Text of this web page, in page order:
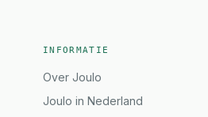
INFORMATIE
Over Joulo
Joulo in Nederland